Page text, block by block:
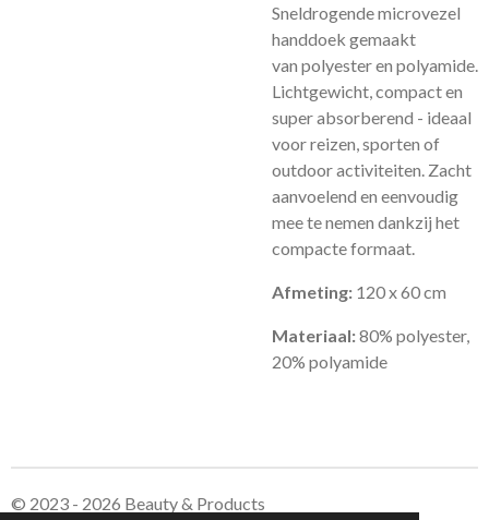
Sneldrogende microvezel
handdoek gemaakt
van polyester en polyamide.
Lichtgewicht, compact en
super absorberend - ideaal
voor reizen, sporten of
outdoor activiteiten. Zacht
aanvoelend en eenvoudig
mee te nemen dankzij het
compacte formaat.
Afmeting: 120 x 60 cm
Materiaal:80% polyester,
20% polyamide
© 2023 - 2026 Beauty & Products